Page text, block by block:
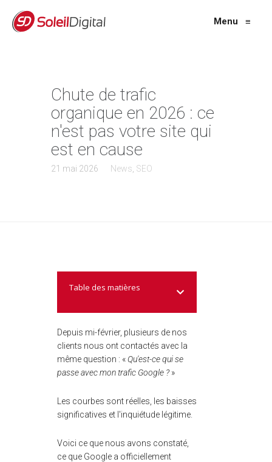
Menu ≡
Chute de trafic
organique en 2026 : ce
n'est pas votre site qui
est en cause
21 mai 2026 News SEO
Table des matières
Depuis mi-février, plusieurs de nos
clients nous ont contactés avec la
même question : «Qu'est-ce qui se
passe avec mon trafic Google ?»
Les courbes sont réelles, les baisses
significatives et l'inquiétude légitime.
Voici ce que nous avons constaté,
ce que Google a officiellement